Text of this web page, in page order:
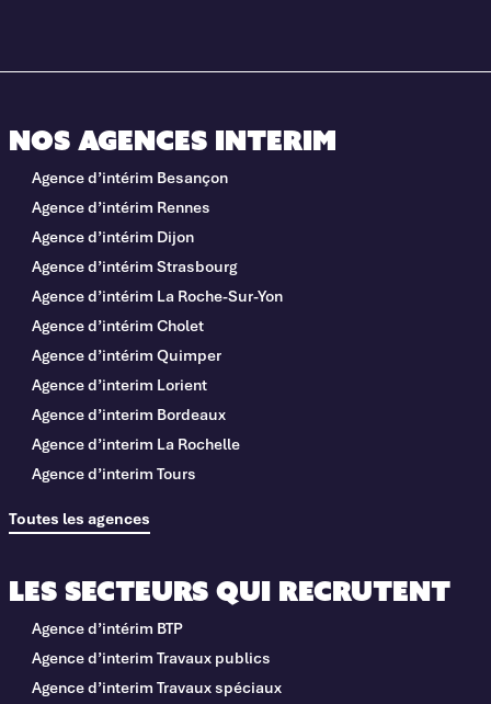
Nos agences interim
Agence d’intérim Besançon
Agence d’intérim Rennes
Agence d’intérim Dijon
Agence d’intérim Strasbourg
Agence d’intérim La Roche-Sur-Yon
Agence d’intérim Cholet
Agence d’intérim Quimper
Agence d’interim Lorient
Agence d’interim Bordeaux
Agence d’interim La Rochelle
Agence d’interim Tours
Toutes les agences
Les secteurs qui recrutent
Agence d’intérim BTP
Agence d’interim Travaux publics
Agence d’interim Travaux spéciaux